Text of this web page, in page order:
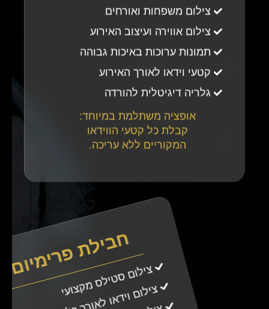
צילום משפחות ואורחים
צילום אווירה ועיצוב האירוע
תמונות ערוכות באיכות גבוהה
קטעי וידאו לאורך האירוע
גלריה דיגיטלית להורדה
אופציה משתלמת במיוחד:
קבלת כל קטעי הווידאו
המקוריים ללא עריכה.
חבילת פרימיום
צילום סטילס מקצועי